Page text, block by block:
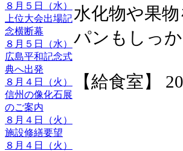
８月５日（水）
上位大会出場記
念横断幕
８月５日（水）
広島平和記念式
典へ出発
８月４日（火）
信州の像化石展
のご案内
８月４日（火）
施設修繕要望
８月４日（火）
水化物や果
パンもしっ
【給食室】